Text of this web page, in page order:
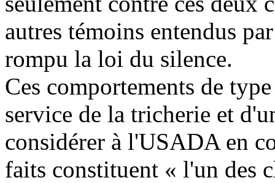
autres témoins entendus
rompu la loi du silence.
Ces comportements de
service de la tricherie et
considérer à l'USADA en
faits constituent « l'un des